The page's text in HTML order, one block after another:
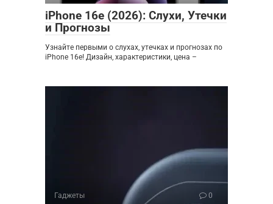
iPhone 16e (2026): Слухи, Утечки
и Прогнозы
Узнайте первыми о слухах, утечках и прогнозах по
iPhone 16e! Дизайн, характеристики, цена –
Гаджеты 0